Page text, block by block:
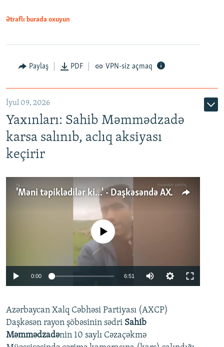
Ətraflı burada oxuyun
Paylaş PDF VPN-siz açmaq
İyul 09, 2026
Yaxınları: Sahib Məmmədzadə
karsa salınıb, aclıq aksiyası
keçirir
'Məni təpiklədilər ki...' - Daşkəsəndə AXCP fəalının yaxınları onun həbsinə etiraz edirlər
Auto 240p 360p
No media source currently available
0:00 6:51
360p
720p
Azərbaycan Xalq Cəbhəsi Partiyası (AXCP)
Daşkəsən rayon şöbəsinin sədri Sahib
Məmmədzadənin 10 saylı Cəzaçəkmə